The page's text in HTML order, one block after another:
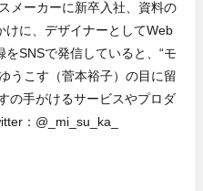
メーカーに新卒入社、資料の
けに、デザイナーとしてWeb
SNSで発信していると、“モ
うこす（菅本裕子）の目に留
の手がけるサービスやプロダ
：@_mi_su_ka_